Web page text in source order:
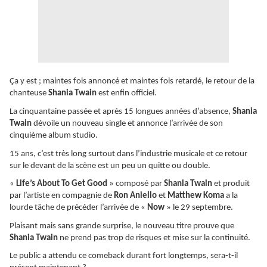
Ça y est ; maintes fois annoncé et maintes fois retardé, le retour de la
chanteuse Shania Twain est enfin officiel.
La cinquantaine passée et après 15 longues années d’absence, Shania
Twain dévoile un nouveau single et annonce l’arrivée de son
cinquième album studio.
15 ans, c’est très long surtout dans l’industrie musicale et ce retour
sur le devant de la scène est un peu un quitte ou double.
« Life’s About To Get Good » composé par Shania Twain et produit
par l’artiste en compagnie de Ron Aniello et Matthew Koma a la
lourde tâche de précéder l’arrivée de « Now » le 29 septembre.
Plaisant mais sans grande surprise, le nouveau titre prouve que
Shania Twain ne prend pas trop de risques et mise sur la continuité.
Le public a attendu ce comeback durant fort longtemps, sera-t-il